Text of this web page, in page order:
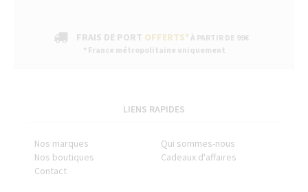
FRAIS DE PORT OFFERTS* À PARTIR DE 99€
* France métropolitaine uniquement
LIENS RAPIDES
Nos marques
Qui sommes-nous
Nos boutiques
Cadeaux d'affaires
Contact